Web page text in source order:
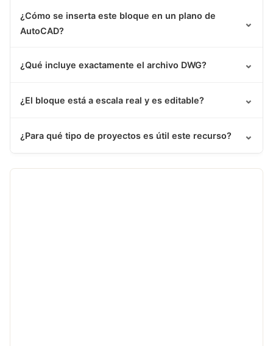
¿Cómo se inserta este bloque en un plano de
AutoCAD?
⌄
¿Qué incluye exactamente el archivo DWG? ⌄
¿El bloque está a escala real y es editable? ⌄
¿Para qué tipo de proyectos es útil este recurso? ⌄